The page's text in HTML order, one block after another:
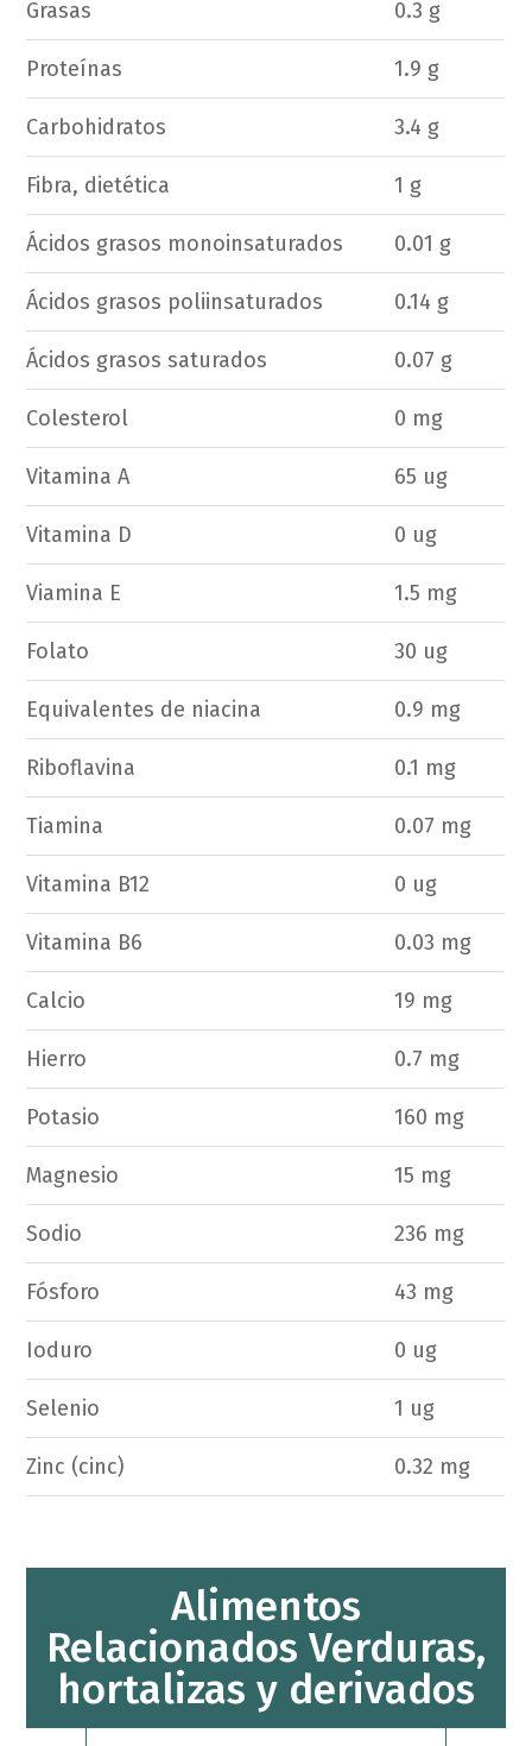
Grasas 0.3 g
Proteínas 1.9 g
Carbohidratos 3.4 g
Fibra, dietética 1 g
Ácidos grasos monoinsaturados 0.01 g
Ácidos grasos poliinsaturados 0.14 g
Ácidos grasos saturados 0.07 g
Colesterol 0 mg
Vitamina A 65 ug
Vitamina D 0 ug
Viamina E 1.5 mg
Folato 30 ug
Equivalentes de niacina 0.9 mg
Riboflavina 0.1 mg
Tiamina 0.07 mg
Vitamina B12 0 ug
Vitamina B6 0.03 mg
Calcio 19 mg
Hierro 0.7 mg
Potasio 160 mg
Magnesio 15 mg
Sodio 236 mg
Fósforo 43 mg
Ioduro 0 ug
Selenio 1 ug
Zinc (cinc) 0.32 mg
Alimentos
Relacionados Verduras,
hortalizas y derivados